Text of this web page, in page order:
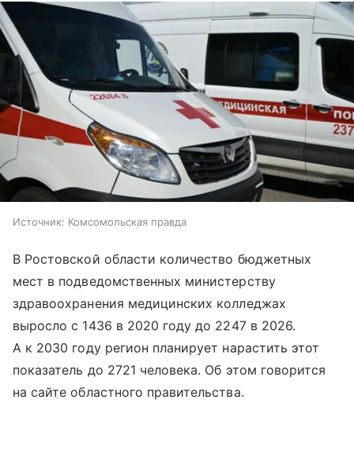
Источник: Комсомольская правда
В Ростовской области количество бюджетных
мест в подведомственных министерству
здравоохранения медицинских колледжах
выросло с 1436 в 2020 году до 2247 в 2026.
А к 2030 году регион планирует нарастить этот
показатель до 2721 человека. Об этом говорится
на сайте областного правительства.